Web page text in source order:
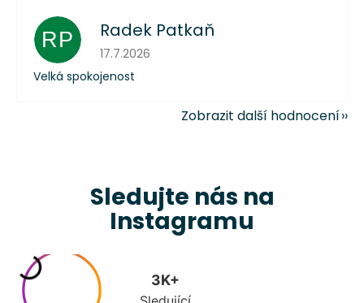
RP Radek Patkaň
Hodnocení obchodu je 5 z 5 hvězdiček.
17.7.2026
Velká spokojenost
Zobrazit další hodnocení
Sledujte nás na
Instagramu